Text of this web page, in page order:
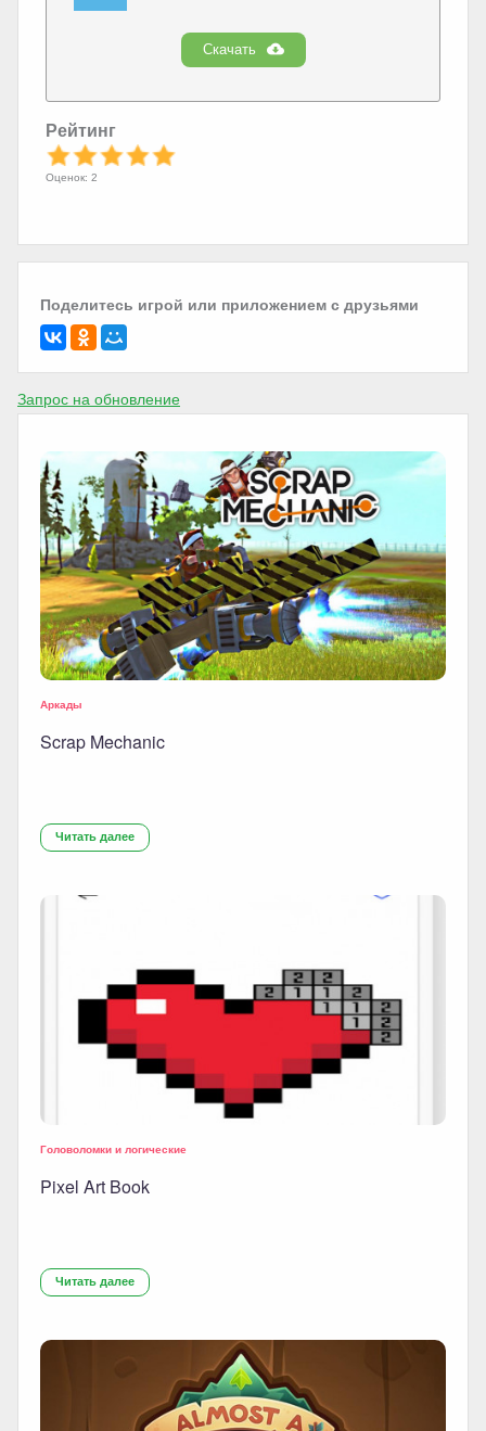
Скачать
Рейтинг
Оценок: 2
Поделитесь игрой или приложением с друзьями
Запрос на обновление
Аркады
Scrap Mechanic
Читать далее
Головоломки и логические
Pixel Art Book
Читать далее